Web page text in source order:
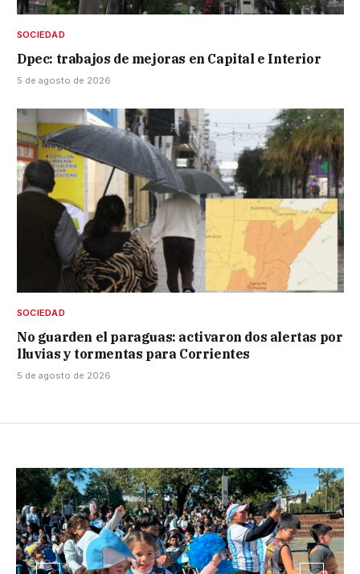
SOCIEDAD
Dpec: trabajos de mejoras en Capital e Interior
5 de agosto de 2026
SOCIEDAD
No guarden el paraguas: activaron dos alertas por
lluvias y tormentas para Corrientes
5 de agosto de 2026